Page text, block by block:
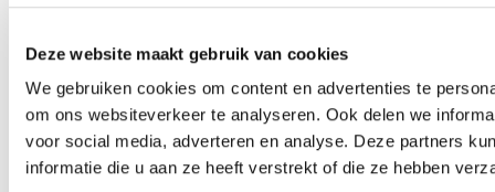
Deze website maakt gebruik van cookies
We gebruiken cookies om content en advertenties te
om ons websiteverkeer te analyseren. Ook delen we
voor social media, adverteren en analyse. Deze partners
informatie die u aan ze heeft verstrekt of die ze hebben